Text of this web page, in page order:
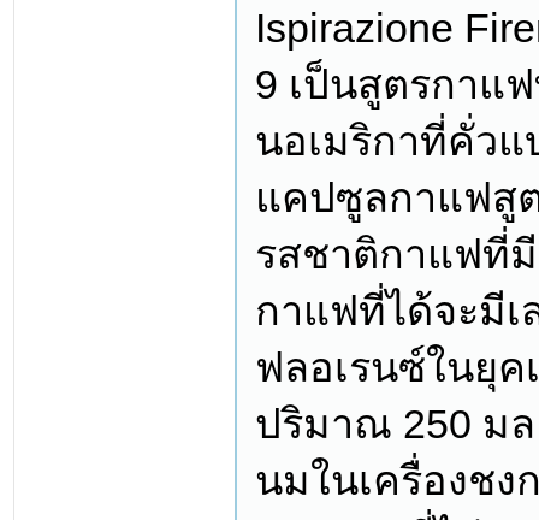
Ispirazione
9 เป็นสูตรกาแ
นอเมริกาที่คั่วแ
แคปซูลกาแฟสู
รสชาติกาแฟที่
กาแฟที่ได้จะมี
ฟลอเรนซ์ในยุค
ปริมาณ 250 ม
นมในเครื่องช